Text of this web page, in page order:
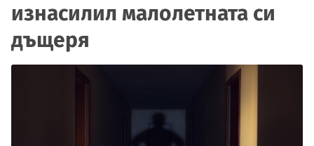
изнасилил малолетната си
дъщеря